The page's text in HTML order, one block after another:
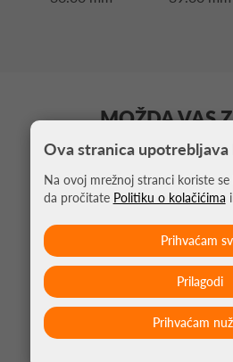
MOŽDA VAS
Ova stranica upotrebljava
Na ovoj mrežnoj stranci koriste
da pročitate Politiku o kolačićima
Prihvaćam
Prilagodi
Prihvaćam